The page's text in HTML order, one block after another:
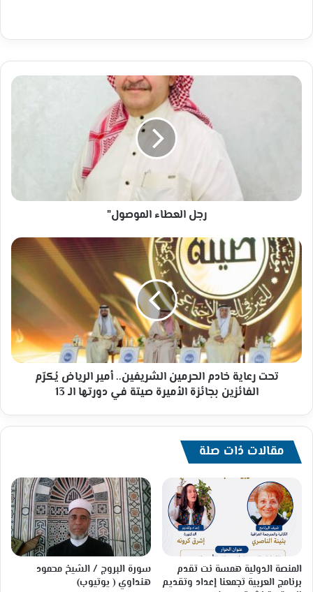
رجل
رجل العطاء الموصول"
تحت
رعاية
خادم
الحرمين
الشريفين..
أمير
الرياض
يُكرّم
الفائزين
في
الـ
13
تحت رعاية خادم الحرمين الشريفين.. أمير الرياض يُكرّم
الفائزين بجائزة الأميرة صيتة في دورتها الـ 13
مقالات ذات صلة
المنصة الدولية همسة نت تقدم
برنامج العربية تجمعنا إعداد وتقديم
سورة البروج / الشيخ محمود
هنداوي ( يوتيوب)